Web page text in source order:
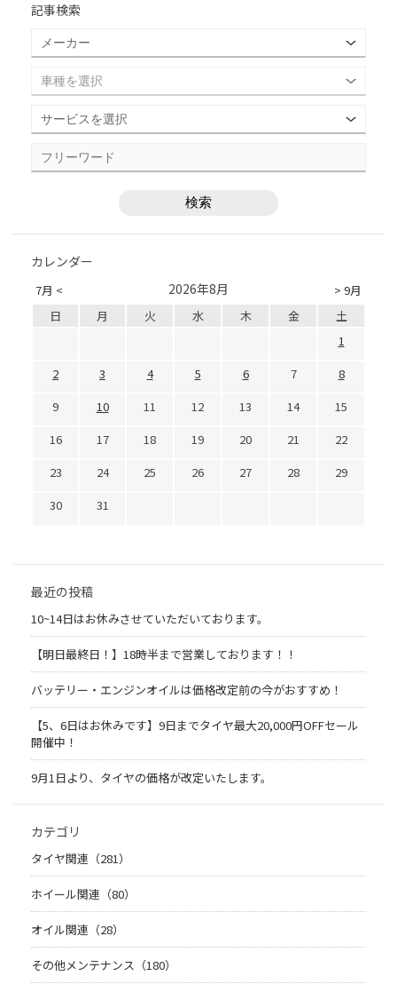
記事検索
カレンダー
7月 < > 9月
2026年8月
日 月 火 水 木 金
土
1
2
3 4 5 6 7
8
9
10 11 12 13 14
15
16
17 18 19 20 21
22
23
24 25 26 27 28
29
30
31
最近の投稿
10~14日はお休みさせていただいております。
【明日最終日！】18時半まで営業しております！！
バッテリー・エンジンオイルは価格改定前の今がおすすめ！
【5、6日はお休みです】9日までタイヤ最大20,000円OFFセール
開催中！
9月1日より、タイヤの価格が改定いたします。
カテゴリ
タイヤ関連（281）
ホイール関連（80）
オイル関連（28）
その他メンテナンス（180）